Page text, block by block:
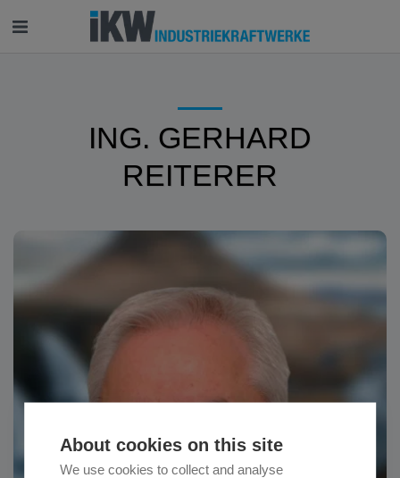
ING. GERHARD
REITERER
About cookies on this site
We use cookies to collect and analyse